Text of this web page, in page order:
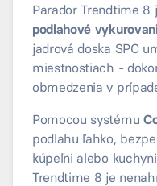
Parador Trendtime 8
podlahové
jadrová doska SPC
miestnostiach -
obmedzenia v
Pomocou systému
podlahu ľahko,
kúpeľni alebo
Trendtime 8 je